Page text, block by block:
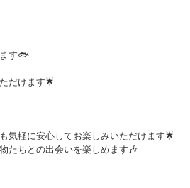
す🐟
だけます🌟
気軽に安心してお楽しみいただけます🌟
たちとの出会いを楽しめます🎶